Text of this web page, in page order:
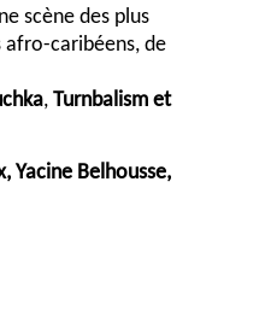
scène des plus
caribéens, de
,Turnbalism et
Yacine Belhousse,